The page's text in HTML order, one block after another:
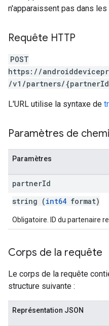
n'apparaissent pas dans
Requête HTTP
POST
https://
/v1/partners/
L'URL utilise la syntaxe de
Paramètres de
Paramètres
partnerId
string (int64 format)
Obligatoire. ID du partenaire
Corps de la requête
Le corps de la requête
structure suivante :
Représentation JSON